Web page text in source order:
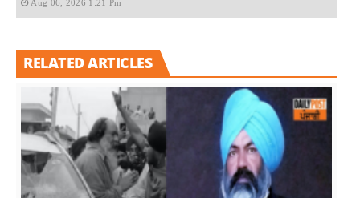
Aug 06, 2026 1:21 Pm
RELATED ARTICLES